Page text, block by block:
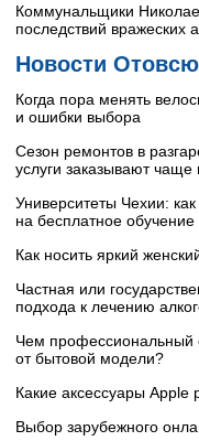
Коммунальщики
последствий вражеских
Новости
Когда пора менять
и ошибки выбора
Сезон ремонтов в
услуги заказывают чаще
Университеты Чехии:
на бесплатное обучение
Как носить яркий
Частная или
подхода к лечению
Чем профессиональный
от бытовой модели?
Какие аксессуары Apple
Выбор зарубежного